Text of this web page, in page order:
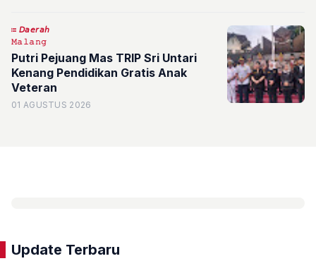
𝘋𝘢𝘦𝘳𝘢𝘩
𝙼𝚊𝚕𝚊𝚗𝚐
Putri Pejuang Mas TRIP Sri Untari
Kenang Pendidikan Gratis Anak
Veteran
01 AGUSTUS 2026
Update Terbaru